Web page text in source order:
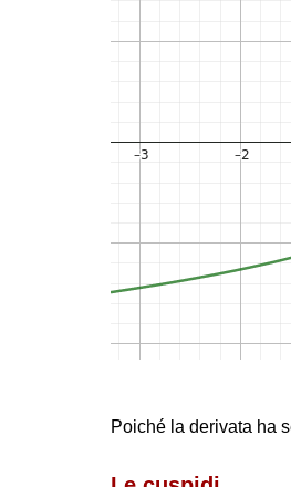
Poiché la derivata ha